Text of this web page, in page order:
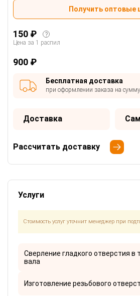
150 ₽
?
Цена за 1 распил
900 ₽
Бесплатная доставка
при оформлении заказа на
Доставка
Рассчитать доставку
Услуги
Стоимость услуг уточнит менеджер при
Сверление гладкого отверстия в
вала
Изготовление резьбового